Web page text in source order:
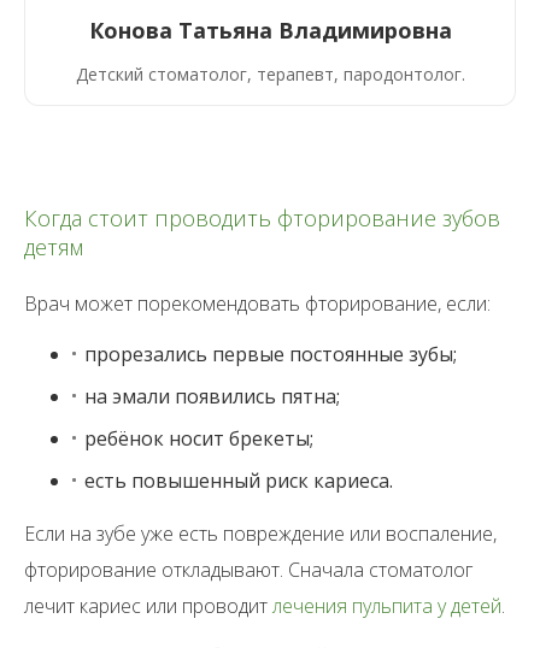
Конова Татьяна Владимировна
Детский стоматолог, терапевт, пародонтолог.
Когда стоит проводить фторирование зубов
детям
Врач может порекомендовать фторирование, если:
прорезались первые постоянные зубы;
на эмали появились пятна;
ребёнок носит брекеты;
есть повышенный риск кариеса.
Если на зубе уже есть повреждение или воспаление,
фторирование откладывают. Сначала стоматолог
лечит кариес или проводитлечения пульпита у детей.